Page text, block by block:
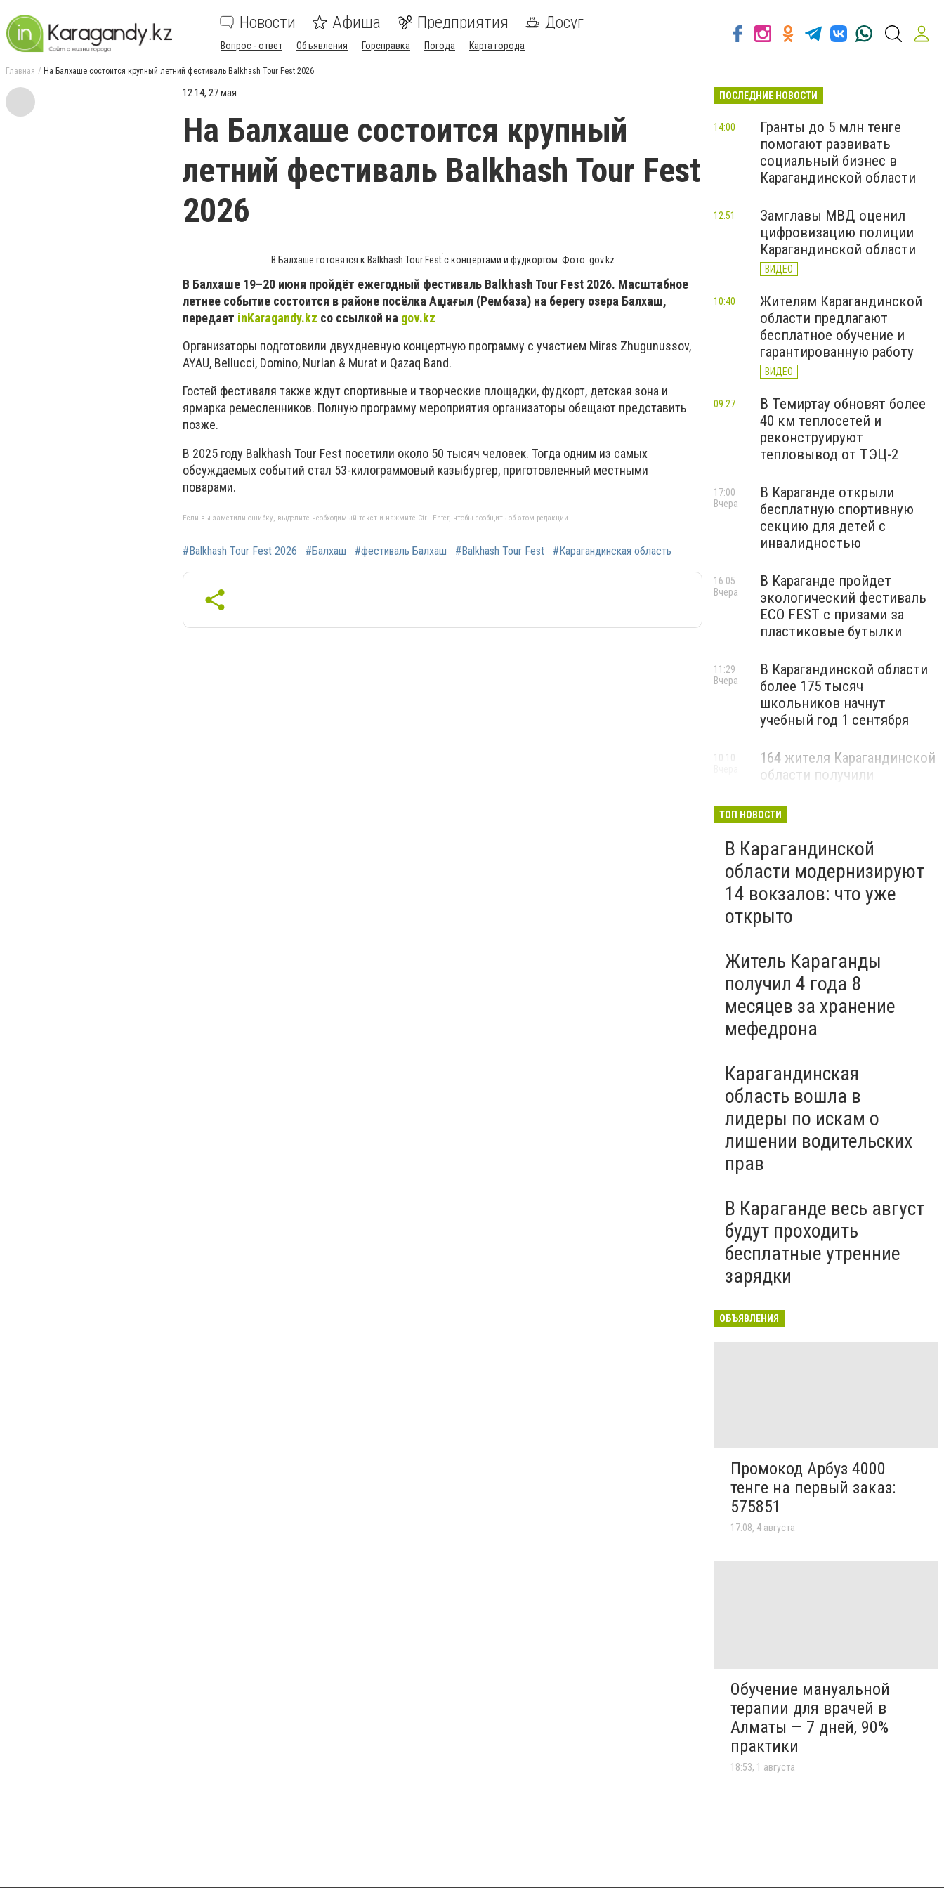
Новости Афиша Предприятия Досуг
Вопрос - ответ Объявления Горсправка Погода Карта города
Главная На Балхаше состоится крупный летний фестиваль Balkhash Tour Fest 2026
12:14, 27 мая
На Балхаше состоится крупный
летний фестиваль Balkhash Tour Fest
2026
В Балхаше готовятся к Balkhash Tour Fest с концертами и фудкортом. Фото: gov.kz
В Балхаше 19–20 июня пройдёт ежегодный фестиваль Balkhash Tour Fest 2026. Масштабное
летнее событие состоится в районе посёлка Ақшағыл (Рембаза) на берегу озера Балхаш,
передает inKaragandy.kz со ссылкой на gov.kz
Организаторы подготовили двухдневную концертную программу с участием Miras Zhugunussov,
AYAU, Bellucci, Domino, Nurlan & Murat и Qazaq Band.
Гостей фестиваля также ждут спортивные и творческие площадки, фудкорт, детская зона и
ярмарка ремесленников. Полную программу мероприятия организаторы обещают представить
позже.
В 2025 году Balkhash Tour Fest посетили около 50 тысяч человек. Тогда одним из самых
обсуждаемых событий стал 53-килограммовый казыбургер, приготовленный местными
поварами.
Если вы заметили ошибку, выделите необходимый текст и нажмите Ctrl+Enter, чтобы сообщить об этом редакции
#Balkhash Tour Fest 2026 #Балхаш #фестиваль Балхаш #Balkhash Tour Fest #Карагандинская область
ПОСЛЕДНИЕ НОВОСТИ
Гранты до 5 млн тенге
помогают развивать
социальный бизнес в
Карагандинской области
14:00
Замглавы МВД оценил
цифровизацию полиции
Карагандинской области
ВИДЕО
12:51
Жителям Карагандинской
области предлагают
бесплатное обучение и
гарантированную работу
ВИДЕО
10:40
В Темиртау обновят более
40 км теплосетей и
реконструируют
тепловывод от ТЭЦ-2
09:27
В Караганде открыли
бесплатную спортивную
секцию для детей с
инвалидностью
17:00
Вчера
В Караганде пройдет
экологический фестиваль
ECO FEST с призами за
пластиковые бутылки
16:05
Вчера
В Карагандинской области
более 175 тысяч
школьников начнут
учебный год 1 сентября
11:29
Вчера
164 жителя Карагандинской
области получили
бизнес
10:10
ТОП НОВОСТИ
В Карагандинской
области модернизируют
14 вокзалов: что уже
открыто
Житель Караганды
получил 4 года 8
месяцев за хранение
мефедрона
Карагандинская
область вошла в
лидеры по искам о
лишении водительских
прав
В Караганде весь август
будут проходить
бесплатные утренние
зарядки
ОБЪЯВЛЕНИЯ
Промокод Арбуз 4000
тенге на первый заказ:
575851
17:08, 4 августа
Обучение мануальной
терапии для врачей в
Алматы — 7 дней, 90%
практики
18:53, 1 августа